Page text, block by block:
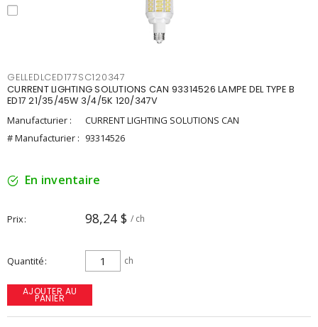
GELLEDLCED177SC120347
CURRENT LIGHTING SOLUTIONS CAN 93314526 LAMPE DEL TYPE B
ED17 21/35/45W 3/4/5K 120/347V
Manufacturier :
CURRENT LIGHTING SOLUTIONS CAN
# Manufacturier : 93314526
En inventaire
Prix 98,24 $ / ch
Quantité ch
AJOUTER AU
PANIER